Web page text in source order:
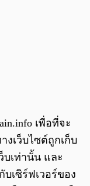
เพื่อที่จะ
งเว็บไซต์ถูกเก็บ
บเท่านั้น และ
บเซิร์ฟเวอร์ของ